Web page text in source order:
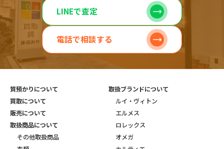
LINEで査定
電話で相談する
質預かりについて
買取について
販売について
取扱商品について
その他取扱商品
取扱ブランドについて
ルイ・ヴィトン
エルメス
ロレックス
オメガ